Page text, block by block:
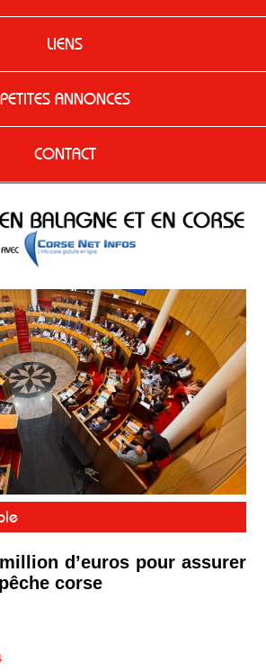
LIENS
PETITES ANNONCES
CONTACT
d’euros pour assurer
corse